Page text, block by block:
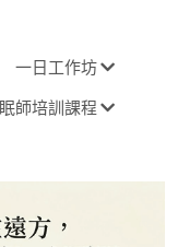
一日工作坊
師培訓課程